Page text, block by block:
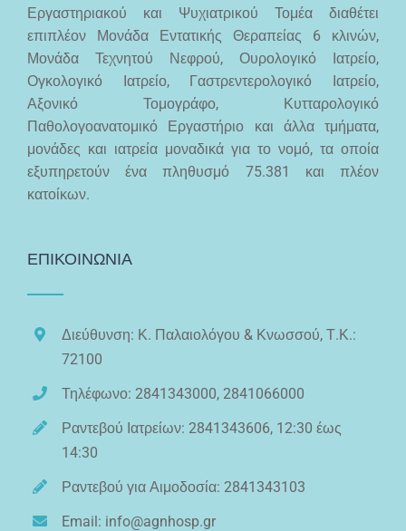
Εργαστηριακού και Ψυχιατρικού Τομέα διαθέτει
επιπλέον Μονάδα Εντατικής Θεραπείας 6 κλινών,
Μονάδα Τεχνητού Νεφρού, Ουρολογικό Ιατρείο,
Ογκολογικό Ιατρείο, Γαστρεντερολογικό Ιατρείο,
Αξονικό Τομογράφο, Κυτταρολογικό
Παθολογοανατομικό Εργαστήριο και άλλα τμήματα,
μονάδες και ιατρεία μοναδικά για το νομό, τα οποία
εξυπηρετούν ένα πληθυσμό 75.381 και πλέον
κατοίκων.
ΕΠΙΚΟΙΝΩΝΙΑ
Διεύθυνση: Κ. Παλαιολόγου & Κνωσσού, Τ.Κ.:
72100
Τηλέφωνο: 2841343000, 2841066000
Ραντεβού Ιατρείων: 2841343606, 12:30 έως
14:30
Ραντεβού για Αιμοδοσία: 2841343103
Email: info@agnhosp.gr